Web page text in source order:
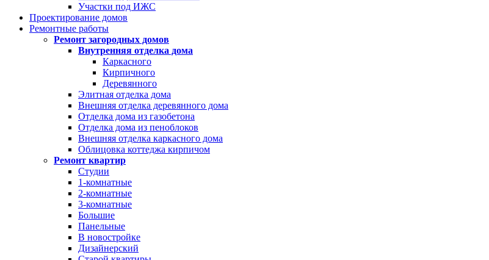
Участки под ИЖС
Проектирование домов
Ремонтные работы
Ремонт загородных домов
Внутренняя отделка дома
Каркасного
Кирпичного
Деревянного
Элитная отделка дома
Внешняя отделка деревянного дома
Отделка дома из газобетона
Отделка дома из пеноблоков
Внешняя отделка каркасного дома
Облицовка коттеджа кирпичом
Ремонт квартир
Студии
1-комнатные
2-комнатные
3-комнатные
Большие
Панельные
В новостройке
Дизайнерский